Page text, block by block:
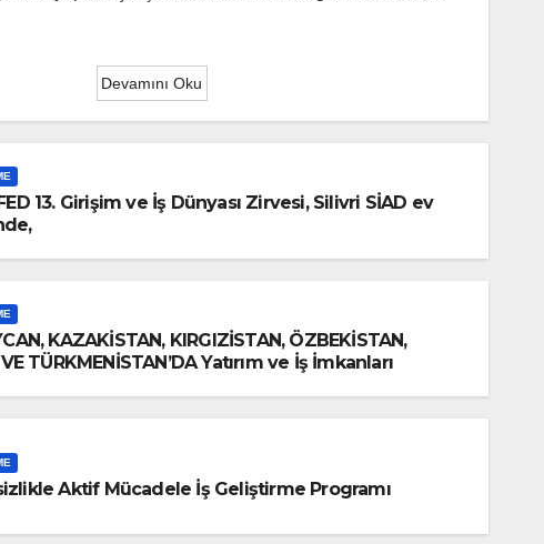
Devamını Oku
13. Girişim ve İş Dünyası Zirvesi, Silivri SİAD ev
KAZAKİSTAN, KIRGIZİSTAN, ÖZBEKİSTAN,
TÜRKMENİSTAN’DA Yatırım ve İş İmkanları
Aktif Mücadele İş Geliştirme Programı